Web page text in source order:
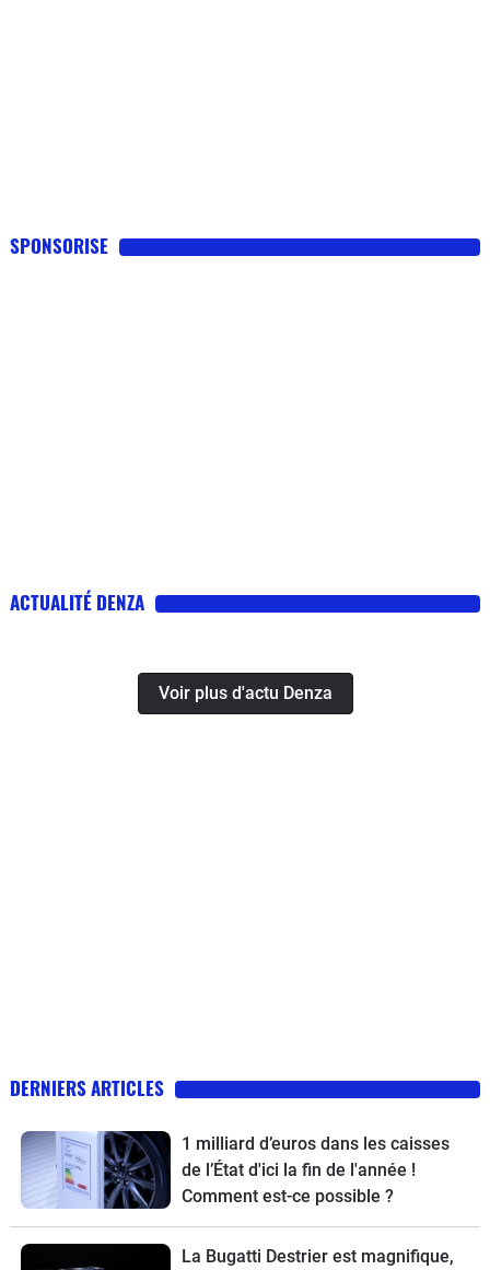
SPONSORISE
ACTUALITÉ DENZA
Voir plus d'actu Denza
DERNIERS ARTICLES
1 milliard d’euros dans les caisses
de l’État d'ici la fin de l'année !
Comment est-ce possible ?
La Bugatti Destrier est magnifique,